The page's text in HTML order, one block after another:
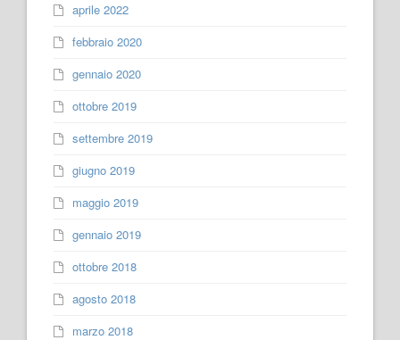
aprile 2022
febbraio 2020
gennaio 2020
ottobre 2019
settembre 2019
giugno 2019
maggio 2019
gennaio 2019
ottobre 2018
agosto 2018
marzo 2018